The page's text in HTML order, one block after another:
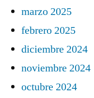
marzo 2025
febrero 2025
diciembre 2024
noviembre 2024
octubre 2024